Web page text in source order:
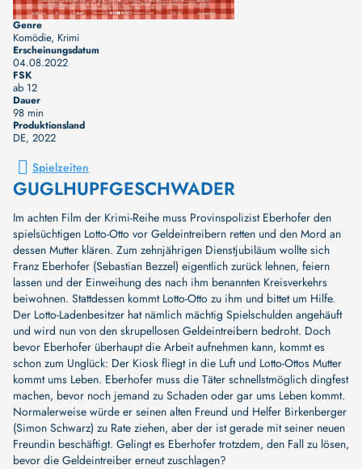
Genre
Komödie, Krimi
Erscheinungsdatum
04.08.2022
FSK
ab 12
Dauer
98 min
Produktionsland
DE, 2022
Spielzeiten
GUGLHUPFGESCHWADER
Im achten Film der Krimi-Reihe muss Provinspolizist Eberhofer den
spielsüchtigen Lotto-Otto vor Geldeintreibern retten und den Mord an
dessen Mutter klären. Zum zehnjährigen Dienstjubiläum wollte sich
Franz Eberhofer (Sebastian Bezzel) eigentlich zurück lehnen, feiern
lassen und der Einweihung des nach ihm benannten Kreisverkehrs
beiwohnen. Stattdessen kommt Lotto-Otto zu ihm und bittet um Hilfe.
Der Lotto-Ladenbesitzer hat nämlich mächtig Spielschulden angehäuft
und wird nun von den skrupellosen Geldeintreibern bedroht. Doch
bevor Eberhofer überhaupt die Arbeit aufnehmen kann, kommt es
schon zum Unglück: Der Kiosk fliegt in die Luft und Lotto-Ottos Mutter
kommt ums Leben. Eberhofer muss die Täter schnellstmöglich dingfest
machen, bevor noch jemand zu Schaden oder gar ums Leben kommt.
Normalerweise würde er seinen alten Freund und Helfer Birkenberger
(Simon Schwarz) zu Rate ziehen, aber der ist gerade mit seiner neuen
Freundin beschäftigt. Gelingt es Eberhofer trotzdem, den Fall zu lösen,
bevor die Geldeintreiber erneut zuschlagen?